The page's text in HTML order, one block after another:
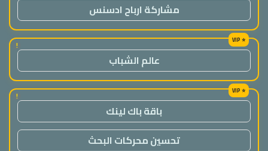
مشاركة ارباح ادسنس
!
عالم الشباب
!
باقة باك لينك
تحسين محركات البحث